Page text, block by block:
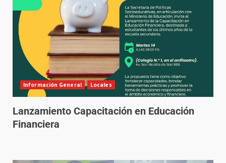
Información General Locales
Lanzamiento Capacitación en Educación
Financiera